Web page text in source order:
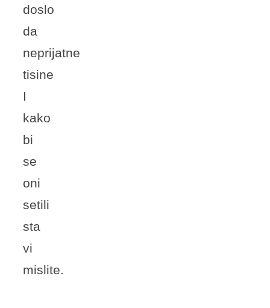
doslo
da
neprijatne
tisine
I
kako
bi
se
oni
setili
sta
vi
mislite.